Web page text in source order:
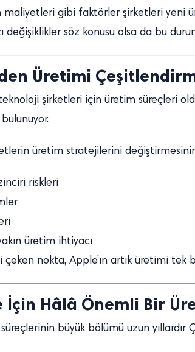
maliyetleri gibi faktörler şirketleri yeni
değişiklikler söz konusu olsa da bu
Üretimi
şirketleri için üretim süreçleri
üretim stratejilerini
riskleri
üretim ihtiyacı
nokta, Apple’ın artık üretimi tek
İçin Hâlâ Önemli Bir
süreçlerinin büyük bölümü uzun